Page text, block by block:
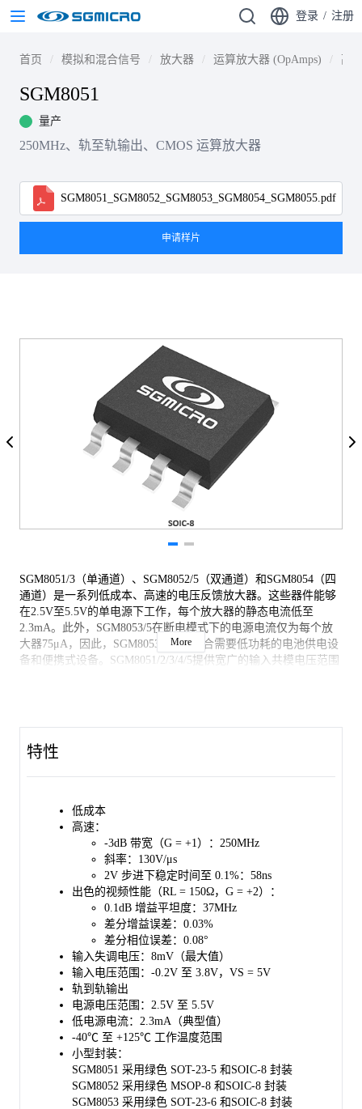
登录 / 注册
首页 模拟和混合信号 放大器 运算放大器 (OpAmps) 高
SGM8051
量产
250MHz、轨至轨输出、CMOS 运算放大器
SGM8051_SGM8052_SGM8053_SGM8054_SGM8055.pdf
申请样片
SGM8051/3（单通道）、SGM8052/5（双通道）和SGM8054（四
通道）是一系列低成本、高速的电压反馈放大器。这些器件能够
在2.5V至5.5V的单电源下工作，每个放大器的静态电流低至
2.3mA。此外，SGM8053/5在断电模式下的电源电流仅为每个放
大器75μA，因此，SGM8053/5非常适合需要低功耗的电池供电设
备和便携式设备。SGM8051/2/3/4/5提供宽广的输入共模电压范围
ADC和DAC的缓冲。
装。SGM8054采用绿色SOIC-14和TSSOP-14封装。SGM8055采用
绿色MSOP-10封装。它们的工作温度范围为-40℃至+125℃。
More
特性
低成本
高速：
-3dB 带宽（G = +1）：250MHz
斜率：130V/μs
2V 步进下稳定时间至 0.1%：58ns
出色的视频性能（RL = 150Ω，G = +2）：
0.1dB 增益平坦度：37MHz
差分增益误差：0.03%
差分相位误差：0.08°
输入失调电压：8mV（最大值）
输入电压范围：-0.2V 至 3.8V，VS = 5V
轨到轨输出
电源电压范围：2.5V 至 5.5V
低电源电流：2.3mA（典型值）
-40℃ 至 +125℃ 工作温度范围
小型封装：
SGM8051 采用绿色 SOT-23-5 和SOIC-8 封装
SGM8052 采用绿色 MSOP-8 和SOIC-8 封装
SGM8053 采用绿色 SOT-23-6 和SOIC-8 封装